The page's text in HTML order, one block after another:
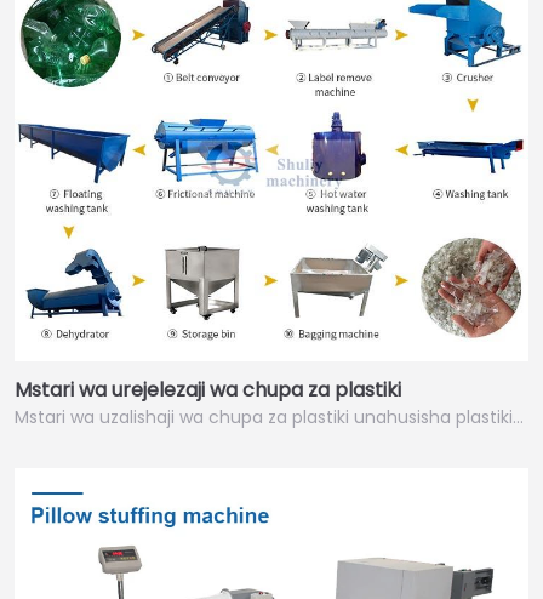
Mstari wa urejelezaji wa chupa za plastiki
Mstari wa uzalishaji wa chupa za plastiki unahusisha plastiki…